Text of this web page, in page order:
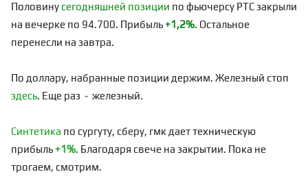
Половину сегодняшней позиции по фьючерсу РТС закрыли
на вечерке по 94.700. Прибыль +1,2%. Остальное
перенесли на завтра.
По доллару, набранные позиции держим. Железный стоп
здесь. Еще раз - железный.
Синтетика по сургуту, сберу, гмк дает техническую
прибыль +1%. Благодаря свече на закрытии. Пока не
трогаем, смотрим.